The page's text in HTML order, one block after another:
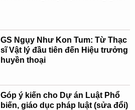
GS Ngụy Như Kon Tum: Từ Thạc
sĩ Vật lý đầu tiên đến Hiệu trưởng
huyền thoại
Góp ý kiến cho Dự án Luật Phổ
biến, giáo dục pháp luật (sửa đổi)